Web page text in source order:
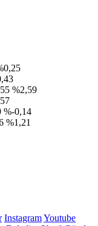
%2,59
%-0,14
%1,21
InstagramYoutube